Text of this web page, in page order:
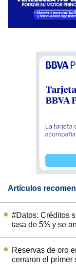
Artículos
#Datos: Créditos
tasa de 5% y se
Reservas de oro
cerraron el primer